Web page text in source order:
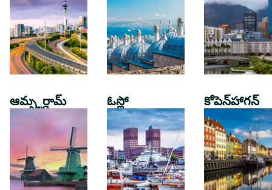
ఆమ్స్టర్డామ్ ఓస్లో కోపెన్‌హాగన్